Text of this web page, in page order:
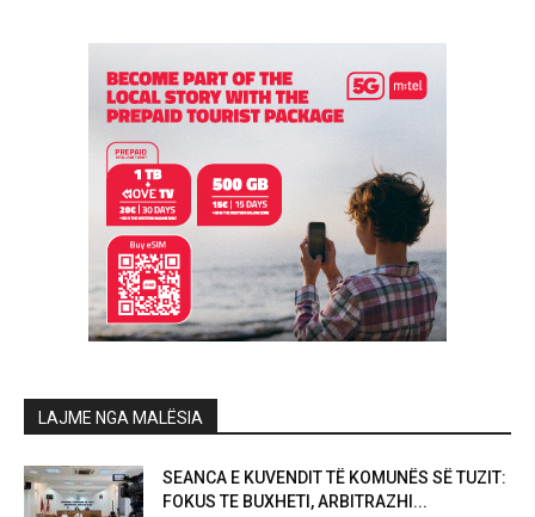
LAJME NGA MALËSIA
SEANCA E KUVENDIT TË KOMUNËS SË TUZIT:
FOKUS TE BUXHETI, ARBITRAZHI...